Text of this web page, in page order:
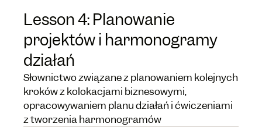
Lesson 4: Planowanie
projektów i harmonogramy
działań
Słownictwo związane z planowaniem kolejnych
kroków z kolokacjami biznesowymi,
opracowywaniem planu działań i ćwiczeniami
z tworzenia harmonogramów